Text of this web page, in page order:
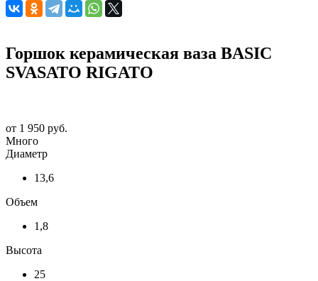
Горшок керамическая ваза BASIC
SVASATO RIGATO
от 1 950 руб.
Много
Диаметр
13,6
Объем
1,8
Высота
25